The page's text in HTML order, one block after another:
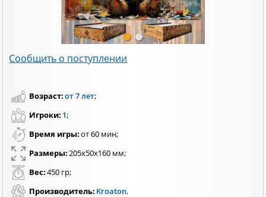
Сообщить о поступлении
Возраст:от 7 лет;
Игроки: 1;
Время игры:от 60 мин;
Размеры:205х50х160 мм;
Вес:450 гр;
Производитель: Kroaton.